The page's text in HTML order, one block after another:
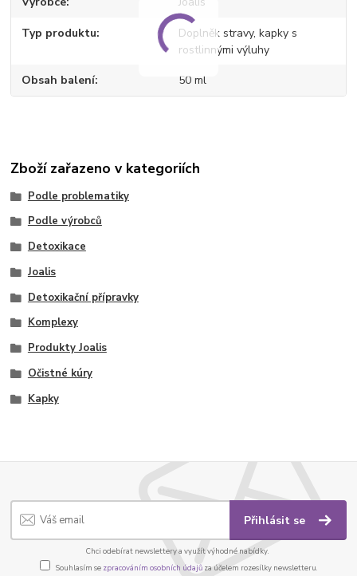
Typ produktu
Doplněk stravy, kapky s
rostlinnými výluhy
Obsah balení 50 ml
Zboží zařazeno v kategoriích
Podle problematiky
Podle výrobců
Detoxikace
Joalis
Detoxikační přípravky
Komplexy
Produkty Joalis
Očistné kúry
Kapky
Přihlásit se
Chci odebírat newslettery a využít výhodné nabídky.
Souhlasím se zpracováním osobních údajůza účelem rozesílky newsletteru.